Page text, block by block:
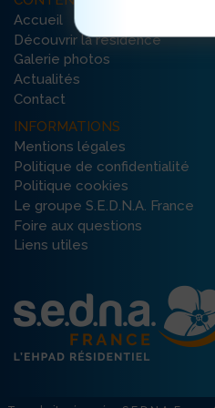
Accueil
Découvrir la résidence
Galerie photos
Actualités
Contact
INFORMATIONS
Mentions légales
Politique de confidentialité
Politique cookies
Le groupe S.E.D.N.A. France
Foire aux questions
Liens utiles